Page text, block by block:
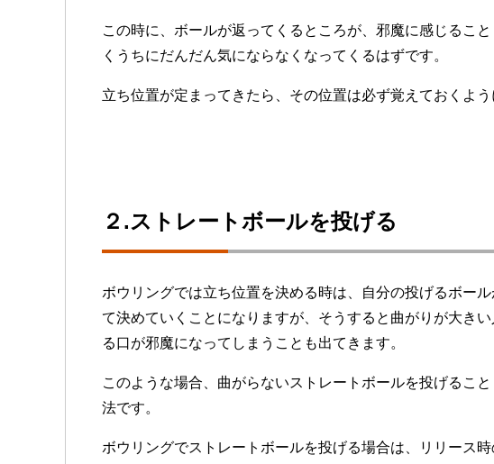
この時に、ボールが返ってくるところが、邪魔に感じるこ
くうちにだんだん気にならなくなってくるはずです。
立ち位置が定まってきたら、その位置は必ず覚えておくよう
２.ストレートボールを投げる
ボウリングでは立ち位置を決める時は、自分の投げるボー
て決めていくことになりますが、そうすると曲がりが大き
る口が邪魔になってしまうことも出てきます。
このような場合、曲がらないストレートボールを投げるこ
法です。
ボウリングでストレートボールを投げる場合は、リリース